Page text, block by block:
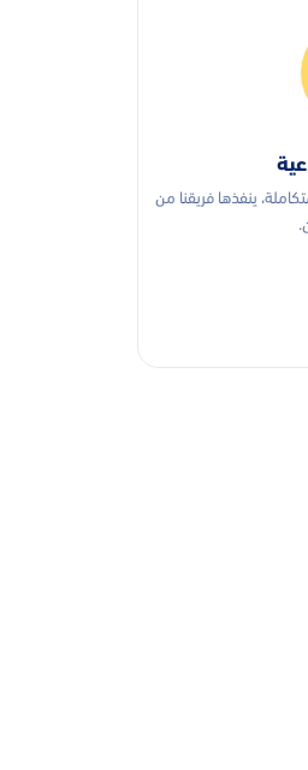
ينفذها فريقنا من